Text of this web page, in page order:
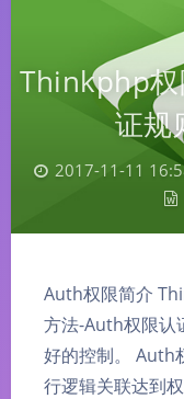
Thinkphp权
证规
2017-11-11
Auth权限简介
方法-Auth权限认
好的控制。 Auth
行逻辑关联达到